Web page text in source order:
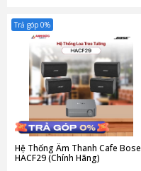
Trả góp 0%
Hệ Thống Âm Thanh Cafe Bose
HACF29 (Chính Hãng)